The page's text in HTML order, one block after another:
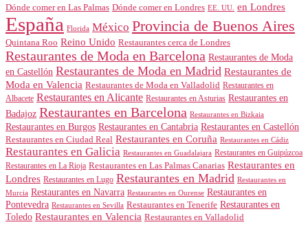
Dónde comer en Las Palmas Dónde comer en Londres EE. UU. en Londres
España Florida México Provincia de Buenos Aires
Quintana Roo Reino Unido Restaurantes cerca de Londres
Restaurantes de Moda en Barcelona Restaurantes de Moda
en Castellón Restaurantes de Moda en Madrid Restaurantes de
Moda en Valencia Restaurantes de Moda en Valladolid Restaurantes en
Albacete Restaurantes en Alicante Restaurantes en Asturias Restaurantes en
Badajoz Restaurantes en Barcelona Restaurantes en Bizkaia
Restaurantes en Burgos Restaurantes en Cantabria Restaurantes en Castellón
Restaurantes en Ciudad Real Restaurantes en Coruña Restaurantes en Cádiz
Restaurantes en Galicia Restaurantes en Guadalajara Restaurantes en Guipúzcoa
Restaurantes en La Rioja Restaurantes en Las Palmas Canarias Restaurantes en
Londres Restaurantes en Lugo Restaurantes en Madrid Restaurantes en
Murcia Restaurantes en Navarra Restaurantes en Ourense Restaurantes en
Pontevedra Restaurantes en Sevilla Restaurantes en Tenerife Restaurantes en
Toledo Restaurantes en Valencia Restaurantes en Valladolid